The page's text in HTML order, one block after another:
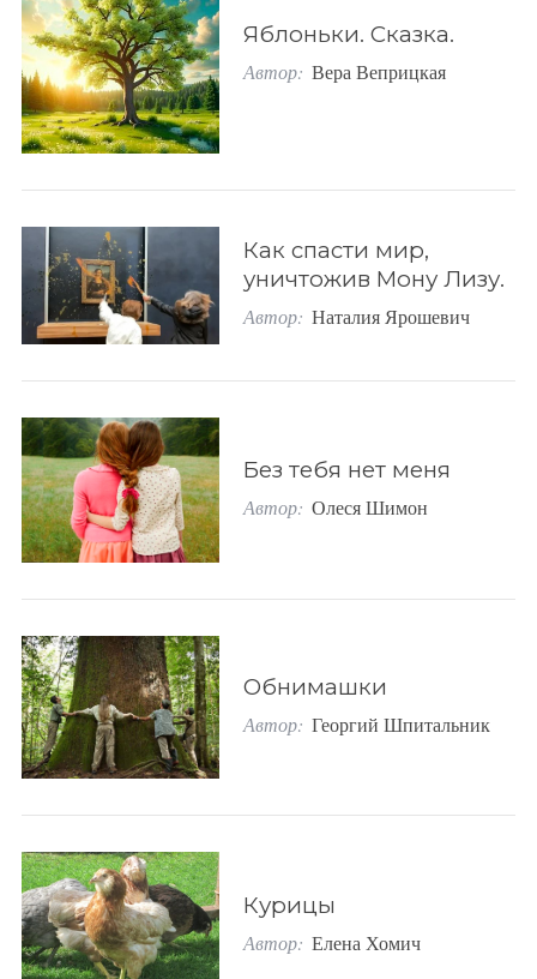
Яблоньки. Сказка.
Автор: Вера Веприцкая
Как спасти мир,
уничтожив Мону Лизу.
Автор: Наталия Ярошевич
Без тебя нет меня
Автор: Олеся Шимон
Обнимашки
Автор: Георгий Шпитальник
Курицы
Автор: Елена Хомич
e
a
r
c
h